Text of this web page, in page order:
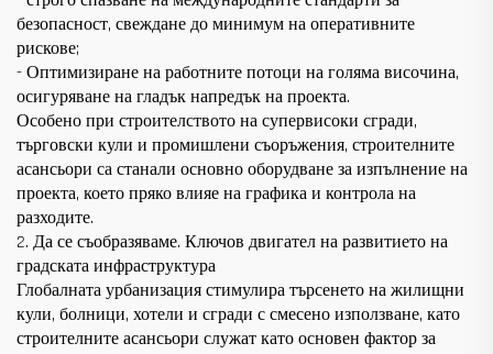
безопасност, свеждане до минимум на оперативните
рискове;
- Оптимизиране на работните потоци на голяма височина,
осигуряване на гладък напредък на проекта.
Особено при строителството на супервисоки сгради,
търговски кули и промишлени съоръжения, строителните
асансьори са станали основно оборудване за изпълнение на
проекта, което пряко влияе на графика и контрола на
разходите.
2. Да се съобразяваме. Ключов двигател на развитието на
градската инфраструктура
Глобалната урбанизация стимулира търсенето на жилищни
кули, болници, хотели и сгради с смесено използване, като
строителните асансьори служат като основен фактор за